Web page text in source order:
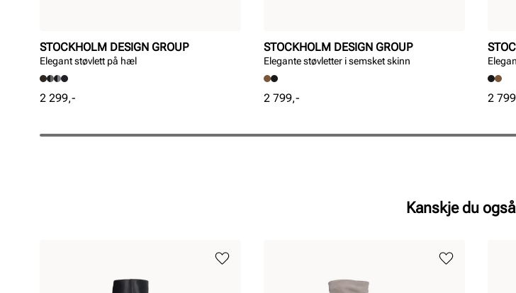
STOCKHOLM DESIGN GROUP
Elegant støvlett på hæl
Pris
2 299,-
STOCKHOLM DESIGN GROUP
Elegante støvletter i semsket skinn
Pris
2 799,- Pris
2
Kanskje du